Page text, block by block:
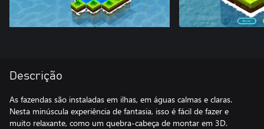
Descrição
As fazendas são instaladas em ilhas, em águas calmas e claras.
Nesta minúscula experiência de fantasia, isso é fácil de fazer e
muito relaxante, como um quebra-cabeça de montar em 3D.